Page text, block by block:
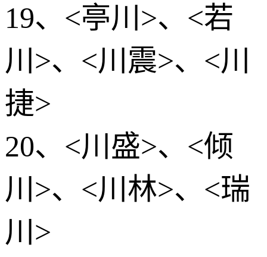
19、<亭川>、<若
川>、<川震>、<川
捷>
20、<川盛>、<倾
川>、<川林>、<瑞
川>